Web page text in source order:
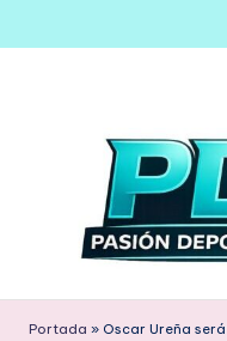
Saltar
Portada » Oscar Ureña